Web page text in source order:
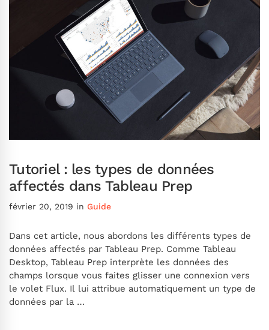
Tutoriel : les types de données
affectés dans Tableau Prep
février 20, 2019 in Guide
Dans cet article, nous abordons les différents types de
données affectés par Tableau Prep. Comme Tableau
Desktop, Tableau Prep interprète les données des
champs lorsque vous faites glisser une connexion vers
le volet Flux. Il lui attribue automatiquement un type de
données par la …